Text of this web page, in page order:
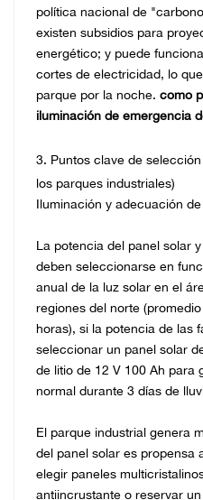
política nacional de
existen subsidios para
energético; y puede
cortes de electricidad, lo
parque por la noche. como
iluminación de emergencia
3. Puntos clave de
los parques industriales)
Iluminación y adecuación
La potencia del panel solar
deben seleccionarse en
anual de la luz solar en el
regiones del norte
horas), si la potencia de las
seleccionar un panel solar
de litio de 12 V 100 Ah para
normal durante 3 días de
El parque industrial genera
del panel solar es propensa
elegir paneles
antiincrustante o reservar